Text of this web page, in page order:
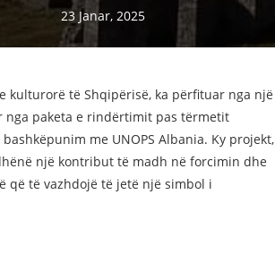
23 Janar, 2025
kulturorë të Shqipërisë, ka përfituar nga një
paketa e rindërtimit pas tërmetit
me UNOPS Albania. Ky projekt,
një kontribut të madh në forcimin dhe
që të vazhdojë të jetë një simbol i